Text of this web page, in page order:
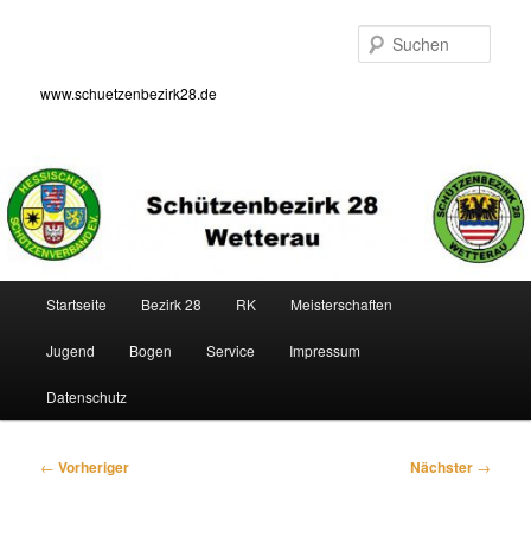
springenwww.schuetzenbezirk28.de
Startseite Bezirk 28 RK Meisterschaften
Jugend Bogen Service Impressum
Datenschutz
Beitragsnavigation
← Vorheriger Nächster →